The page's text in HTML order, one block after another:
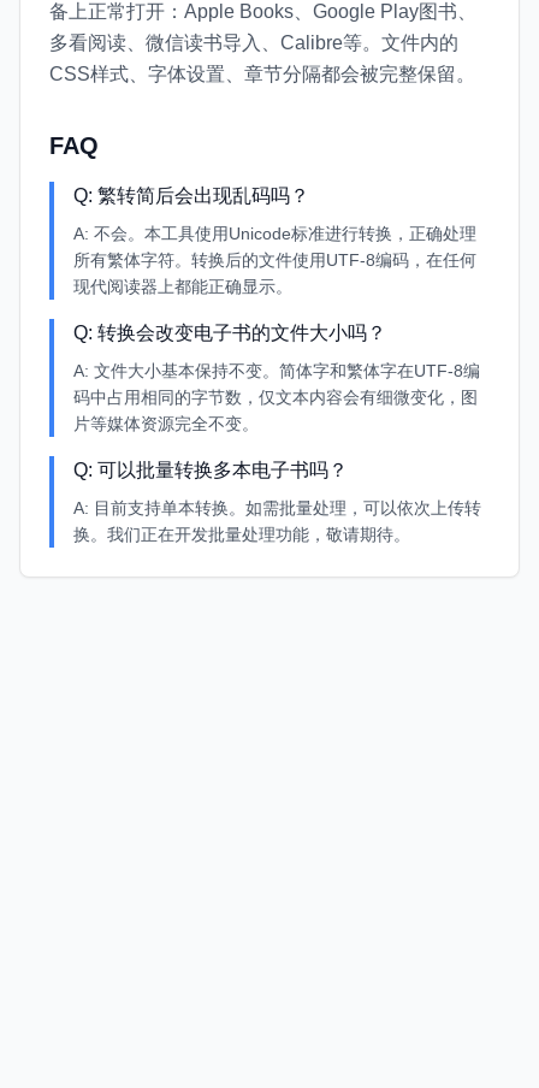
备上正常打开：Apple Books、Google Play图书、
多看阅读、微信读书导入、Calibre等。文件内的
CSS样式、字体设置、章节分隔都会被完整保留。
FAQ
Q: 繁转简后会出现乱码吗？
A: 不会。本工具使用Unicode标准进行转换，正确处理
所有繁体字符。转换后的文件使用UTF-8编码，在任何
现代阅读器上都能正确显示。
Q: 转换会改变电子书的文件大小吗？
A: 文件大小基本保持不变。简体字和繁体字在UTF-8编
码中占用相同的字节数，仅文本内容会有细微变化，图
片等媒体资源完全不变。
Q: 可以批量转换多本电子书吗？
A: 目前支持单本转换。如需批量处理，可以依次上传转
换。我们正在开发批量处理功能，敬请期待。